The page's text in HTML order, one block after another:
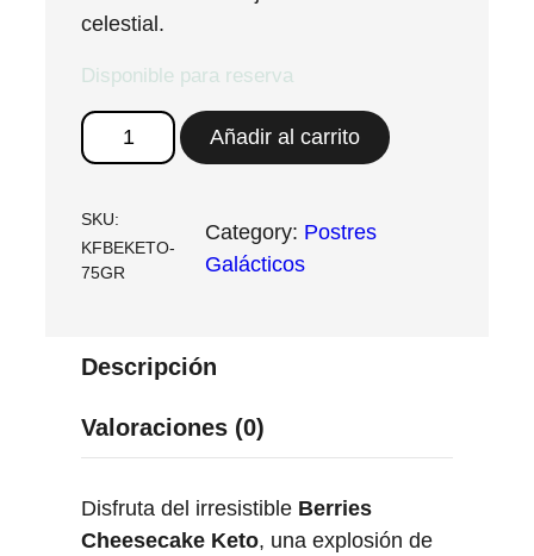
celestial.
Disponible para reserva
B
e
r
i
e
h
e
e
c
Añadir al carrito
SKU:
KFBEKETO-
75GR
Category: Postres
Galácticos
Descripción
Valoraciones (0)
Disfruta del irresistible Berries
Cheesecake Keto, una explosión de